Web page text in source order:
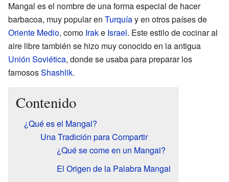
Mangal es el nombre de una forma especial de hacer
barbacoa, muy popular en Turquíay en otros países de
Oriente Medio, como Irake Israel. Este estilo de cocinar al
aire libre también se hizo muy conocido en la antigua
Unión Soviética, donde se usaba para preparar los
famososShashlik.
Contenido
¿Qué es el Mangal?
Una Tradición para Compartir
¿Qué se come en un Mangal?
El Origen de la Palabra Mangal